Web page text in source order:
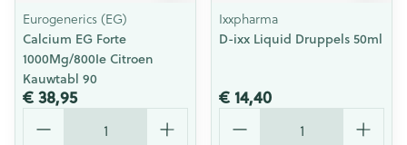
Eurogenerics (EG)
Calcium EG Forte
1000Mg/800Ie Citroen
Kauwtabl 90
€ 38,95
Aantal
Ixxpharma
D-ixx Liquid Druppels 50ml
€ 14,40
Aantal